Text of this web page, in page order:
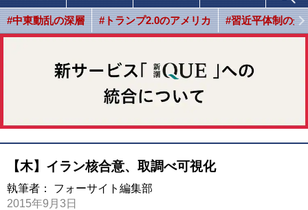
#中東動乱の深層 #トランプ2.0のアメリカ #習近平体制の光
【木】イラン核合意、取調べ可視化
執筆者： フォーサイト編集部
2015年9月3日